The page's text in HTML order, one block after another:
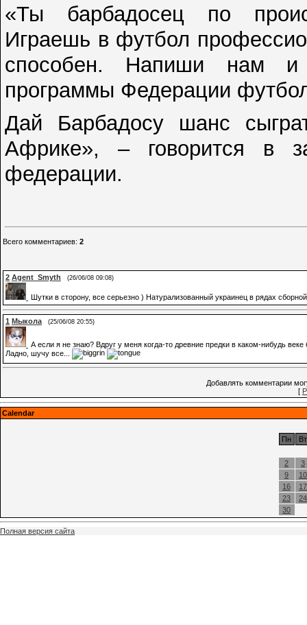
«Ты барбадосец по
Играешь в футбол
способен. Напиши нам и
программы Федерации
Дай Барбадосу шанс
Африке», – говорится в
федерации.
Всего комментариев: 2
2 Agent_Smyth (26/06/08 09:08)
Шутки в сторону, все серьезно ) Натурализованный украинец в рядах
1 Мыкола (25/06/08 20:55)
А если я не знаю? Вдруг у меня когда-то древние предки в каком-нибудь
Ладно, шучу все...
Добавлять комментарии
[
Calendar
Пн Вт
2
3
9
10
16
17
23
24
30
Полная версия сайта